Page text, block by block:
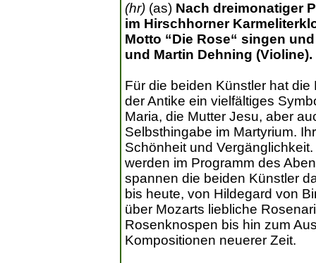
(hr) (as) Nach dreimonatiger
im Hirschhorner
Motto “Die Rose“ singen
und Martin Dehning (Violine).
Für die beiden Künstler hat
der Antike ein vielfältiges
Maria, die Mutter Jesu, aber
Selbsthingabe im Martyrium.
Schönheit und
werden im Programm des
spannen die beiden Künstler
bis heute, von Hildegard von
über Mozarts liebliche
Rosenknospen bis hin zum
Kompositionen neuerer Zeit.